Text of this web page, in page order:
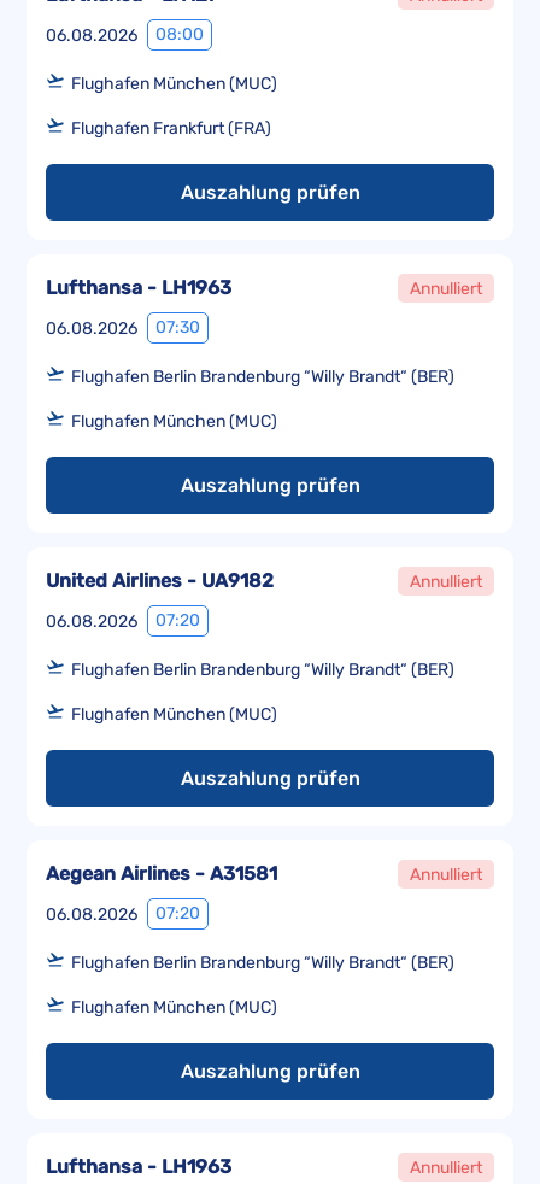
06.08.2026 08:00
Flughafen München (MUC)
Flughafen Frankfurt (FRA)
Auszahlung prüfen
06.08.2026 07:30
Lufthansa - LH1963 Annulliert
Flughafen Berlin Brandenburg “Willy Brandt“ (BER)
Flughafen München (MUC)
Auszahlung prüfen
06.08.2026 07:20
United Airlines - UA9182 Annulliert
Flughafen Berlin Brandenburg “Willy Brandt“ (BER)
Flughafen München (MUC)
Auszahlung prüfen
06.08.2026 07:20
Aegean Airlines - A31581 Annulliert
Flughafen Berlin Brandenburg “Willy Brandt“ (BER)
Flughafen München (MUC)
Auszahlung prüfen
Lufthansa - LH1963 Annulliert